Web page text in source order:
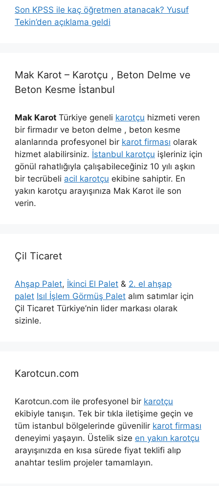
Son KPSS ile kaç öğretmen atanacak? Yusuf
Tekin’den açıklama geldi
Mak Karot – Karotçu , Beton Delme ve
Beton Kesme İstanbul
Mak Karot Türkiye geneli karotçu hizmeti veren
bir firmadır ve beton delme , beton kesme
alanlarında profesyonel bir karot firması olarak
hizmet alabilirsiniz. İstanbul karotçu işleriniz için
gönül rahatlığıyla çalışabileceğiniz 10 yılı aşkın
bir tecrübeli acil karotçu ekibine sahiptir. En
yakın karotçu arayışınıza Mak Karot ile son
verin.
Çil Ticaret
Ahşap Palet, İkinci El Palet & 2. el ahşap
palet Isıl İşlem Görmüş Palet alım satımlar için
Çil Ticaret Türkiye’nin lider markası olarak
sizinle.
Karotcun.com
Karotcun.com ile profesyonel bir karotçu
ekibiyle tanışın. Tek bir tıkla iletişime geçin ve
tüm istanbul bölgelerinde güvenilir karot firması
deneyimi yaşayın. Üstelik size en yakın karotçu
arayışınızda en kısa sürede fiyat teklifi alıp
anahtar teslim projeler tamamlayın.